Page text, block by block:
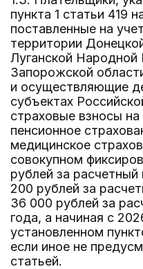
пункта 1 статьи 419
поставленные на
территории
Луганской Народной
Запорожской
и осуществляющие
субъектах
страховые взносы
пенсионное
медицинское
совокупном
рублей за
200 рублей за
36 000 рублей за
года, а начиная с
установленном
если иное не
статьей.